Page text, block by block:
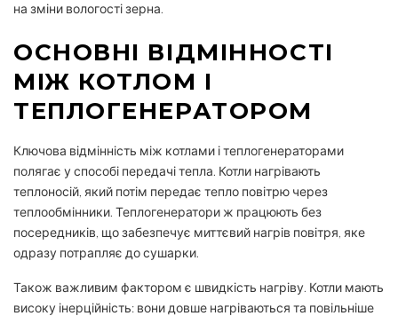
на зміни вологості зерна.
ОСНОВНІ ВІДМІННОСТІ
МІЖ КОТЛОМ І
ТЕПЛОГЕНЕРАТОРОМ
Ключова відмінність між котлами і теплогенераторами
полягає у способі передачі тепла. Котли нагрівають
теплоносій, який потім передає тепло повітрю через
теплообмінники. Теплогенератори ж працюють без
посередників, що забезпечує миттєвий нагрів повітря, яке
одразу потрапляє до сушарки.
Також важливим фактором є швидкість нагріву. Котли мають
високу інерційність: вони довше нагріваються та повільніше